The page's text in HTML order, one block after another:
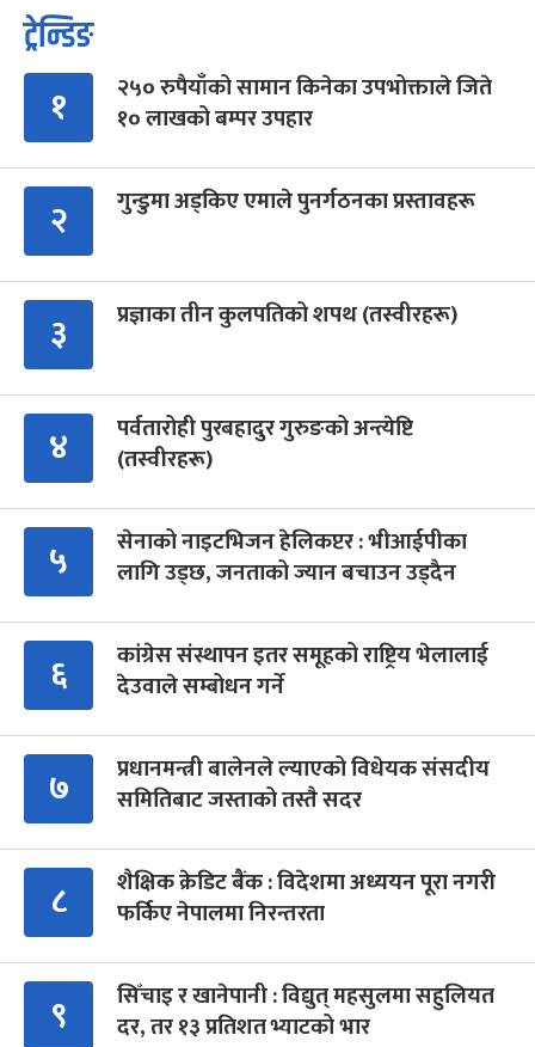
ट्रेन्डिङ
१
२५० रुपैयाँको सामान किनेका उपभोक्ताले जिते
१० लाखको बम्पर उपहार
२ गुन्डुमा अड्किए एमाले पुनर्गठनका प्रस्तावहरू
३ प्रज्ञाका तीन कुलपतिको शपथ (तस्वीरहरू)
४
पर्वतारोही पुरबहादुर गुरुङको अन्त्येष्टि
(तस्वीरहरू)
५
सेनाको नाइटभिजन हेलिकप्टर : भीआईपीका
लागि उड्छ, जनताको ज्यान बचाउन उड्दैन
६
कांग्रेस संस्थापन इतर समूहको राष्ट्रिय भेलालाई
देउवाले सम्बोधन गर्ने
७
प्रधानमन्त्री बालेनले ल्याएको विधेयक संसदीय
समितिबाट जस्ताको तस्तै सदर
८
शैक्षिक क्रेडिट बैंक : विदेशमा अध्ययन पूरा नगरी
फर्किए नेपालमा निरन्तरता
९
सिँचाइ र खानेपानी : विद्युत् महसुलमा सहुलियत
दर, तर १३ प्रतिशत भ्याटको भार